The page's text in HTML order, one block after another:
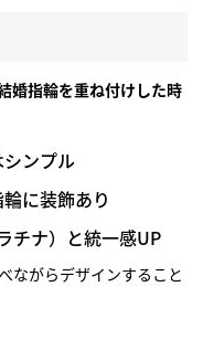
婚指輪を重ね付けした時
ンプル
に装飾あり
チナ）と統一感UP
ながらデザインすること